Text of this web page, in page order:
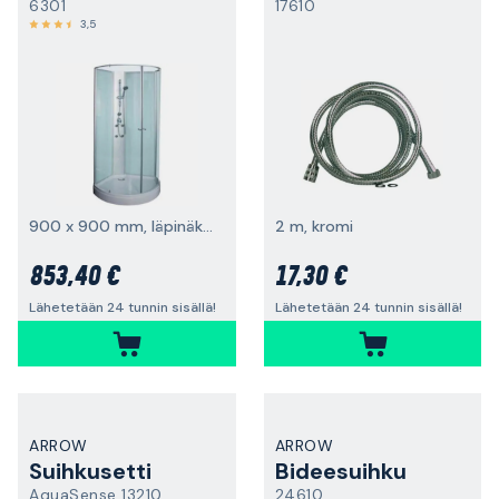
6301
3,5
900 x 900 mm, läpinäkyvä lasi
853,40 €
Lähetetään 24 tunnin sisällä!
17610
2 m, kromi
17,30 €
Lähetetään 24 tunnin sisällä!
ARROW
Suihkusetti
AquaSense 13210
ARROW
Bideesuihku
24610